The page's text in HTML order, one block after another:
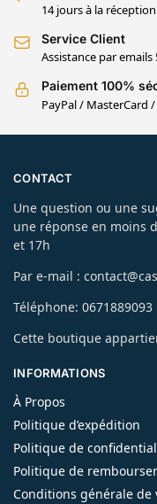
14 jours à la
Service Client
Assistance par
Paiement 100%
PayPal / MasterCard /
CONTACT
Une question ou une
une réponse en moins
et 17h
Par e-mail :
Téléphone: 0671889093
Cette boutique
INFORMATIONS
À Propos
Politique d’expédition
Politique de
Politique de
Conditions générale de